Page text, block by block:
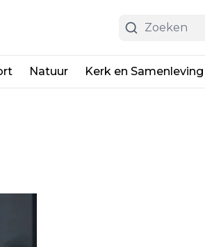
Natuur Kerk en Samenleving